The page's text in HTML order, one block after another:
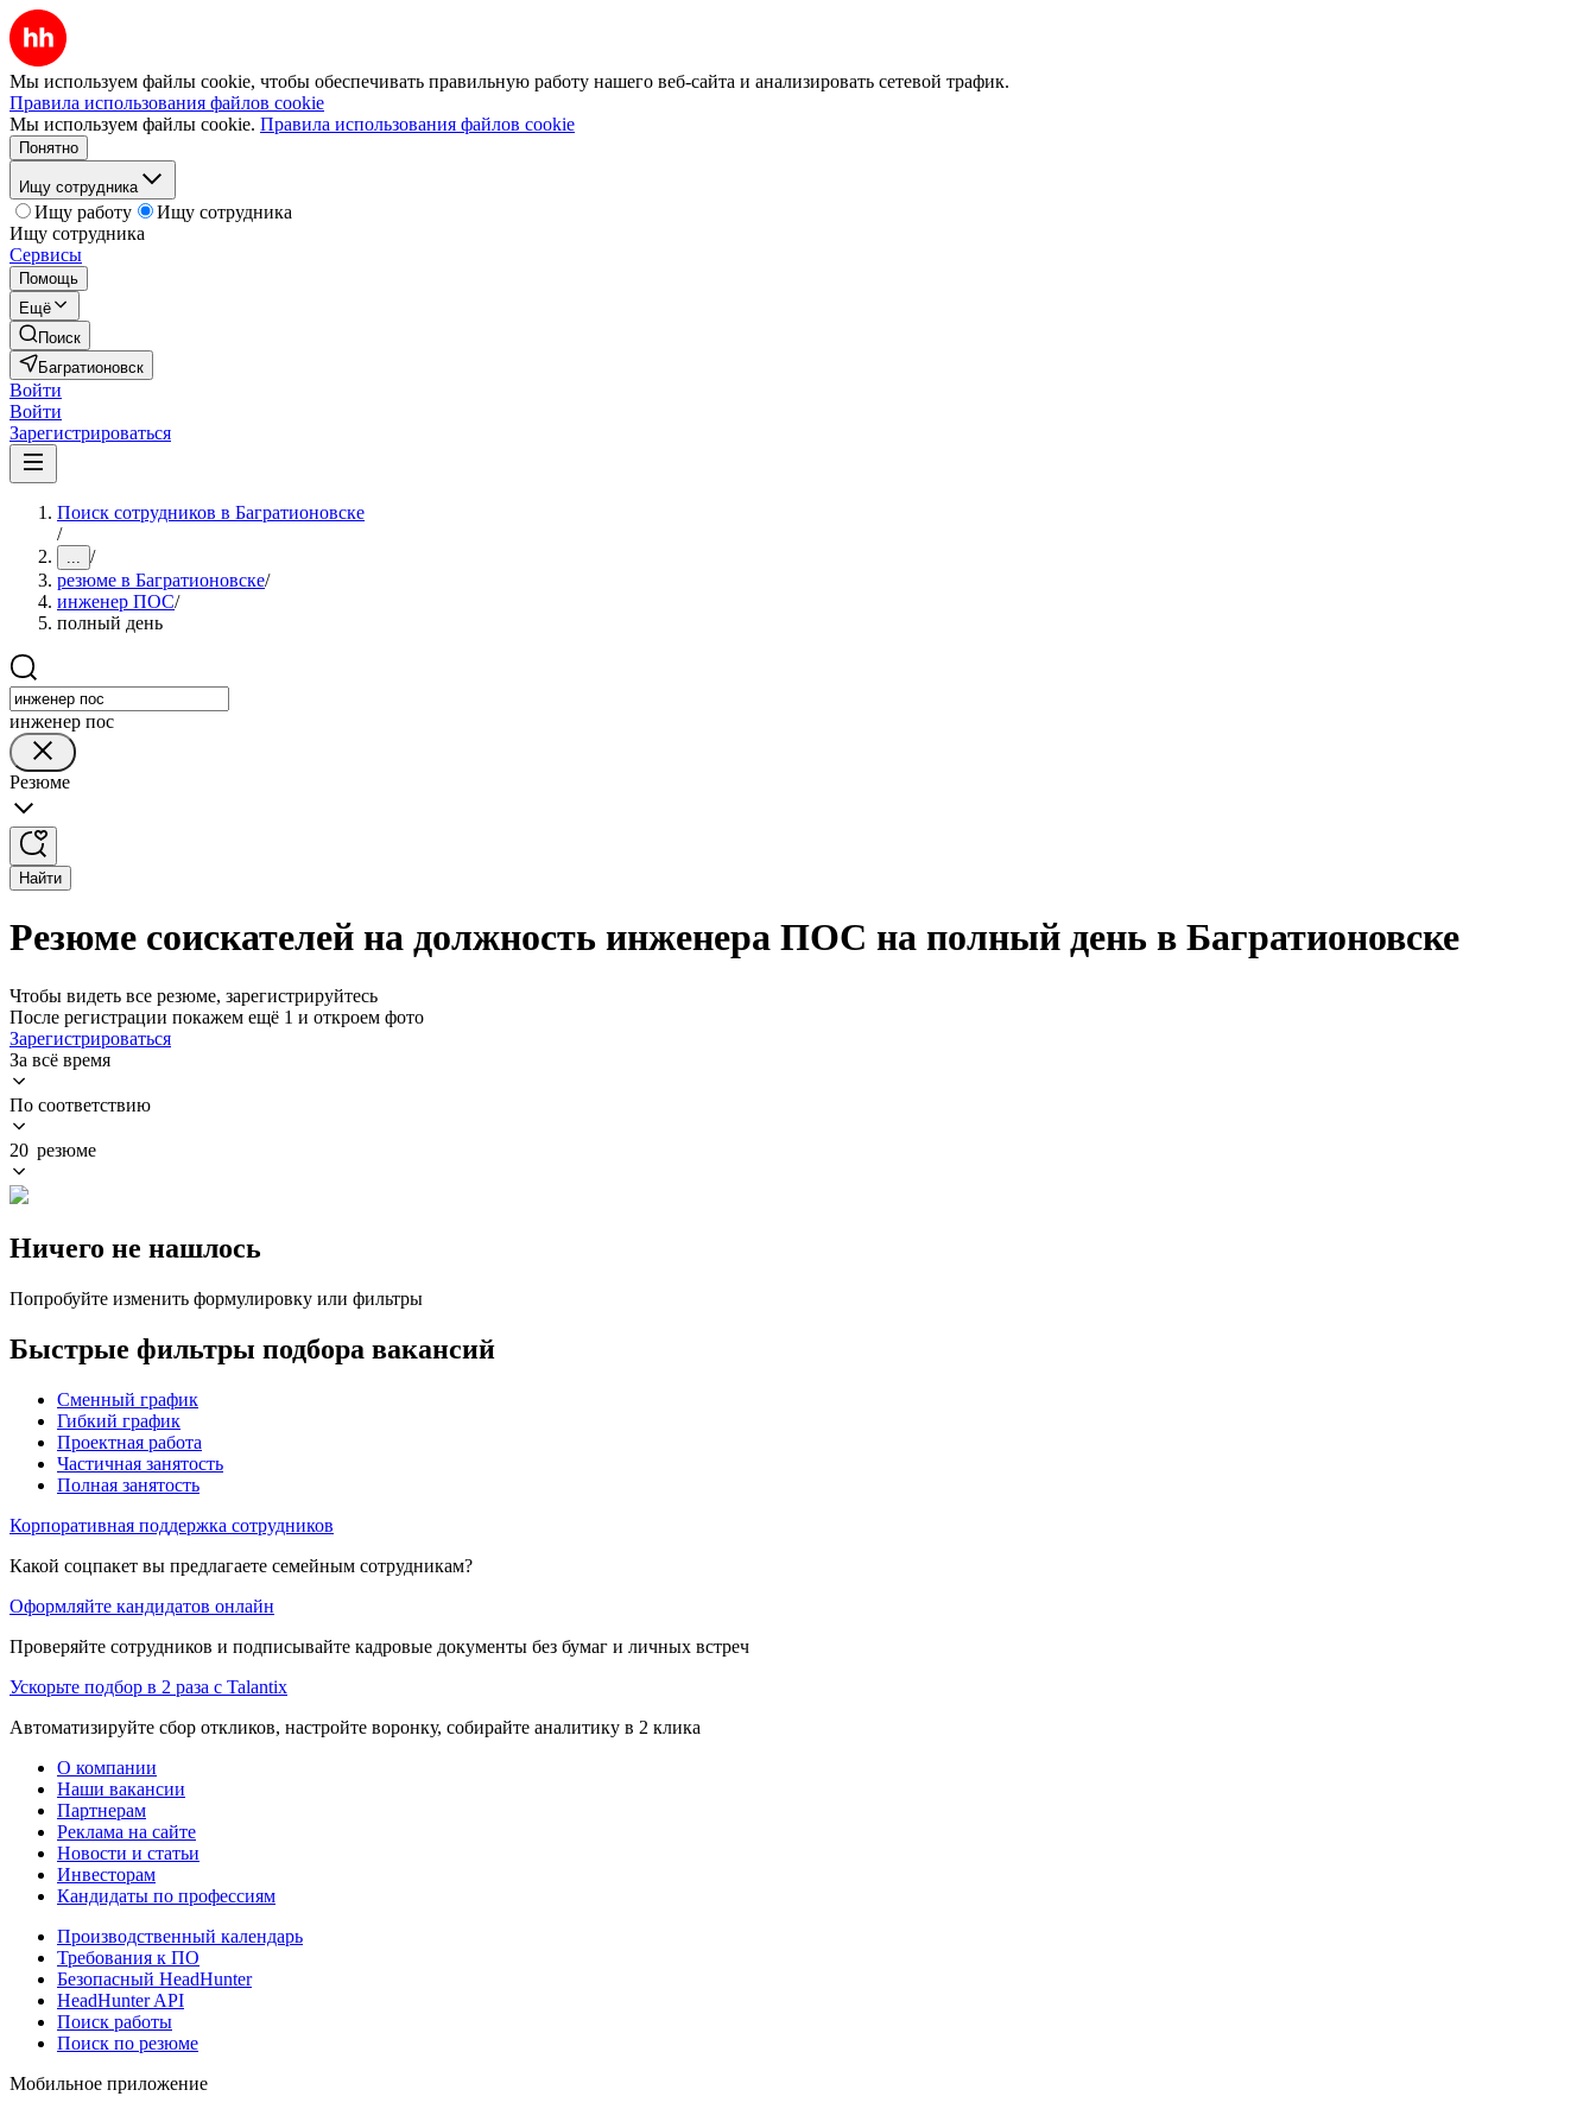
Мы используем файлы cookie, чтобы обеспечивать правильную работу нашего веб-сайта и анализировать сетевой трафик.
Правила использования файлов cookie
Мы используем файлы cookie. Правила использования файлов cookie
Понятно
Ищу сотрудника
Ищу работу
Ищу сотрудника
Ищу сотрудника
Сервисы
Помощь
Ещё
Поиск
Багратионовск
Войти
Войти
Зарегистрироваться
Поиск сотрудников в Багратионовске
/
... /
резюме в Багратионовске/
инженер ПОС/
полный день
инженер пос
Резюме
Найти
Резюме соискателей на должность инженера ПОС на полный день в Багратионовске
Чтобы видеть все резюме, зарегистрируйтесь
После регистрации покажем ещё 1 и откроем фото
Зарегистрироваться
За всё время
По соответствию
20 резюме
Ничего не нашлось
Попробуйте изменить формулировку или фильтры
Быстрые фильтры подбора вакансий
Сменный график
Гибкий график
Проектная работа
Частичная занятость
Полная занятость
Корпоративная поддержка сотрудников
Какой соцпакет вы предлагаете семейным сотрудникам?
Оформляйте кандидатов онлайн
Проверяйте сотрудников и подписывайте кадровые документы без бумаг и личных встреч
Ускорьте подбор в 2 раза с Talantix
Автоматизируйте сбор откликов, настройте воронку, собирайте аналитику в 2 клика
О компании
Наши вакансии
Партнерам
Реклама на сайте
Новости и статьи
Инвесторам
Кандидаты по профессиям
Производственный календарь
Требования к ПО
Безопасный HeadHunter
HeadHunter API
Поиск работы
Поиск по резюме
Мобильное приложение